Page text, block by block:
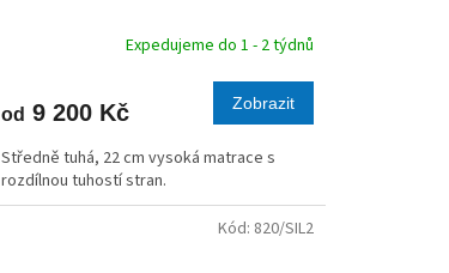
R
M
A
Expedujeme do 1 - 2 týdnů
od 9 200 Kč Zobrazit
Středně tuhá, 22 cm vysoká matrace s
rozdílnou tuhostí stran.
Kód: 820/SIL2